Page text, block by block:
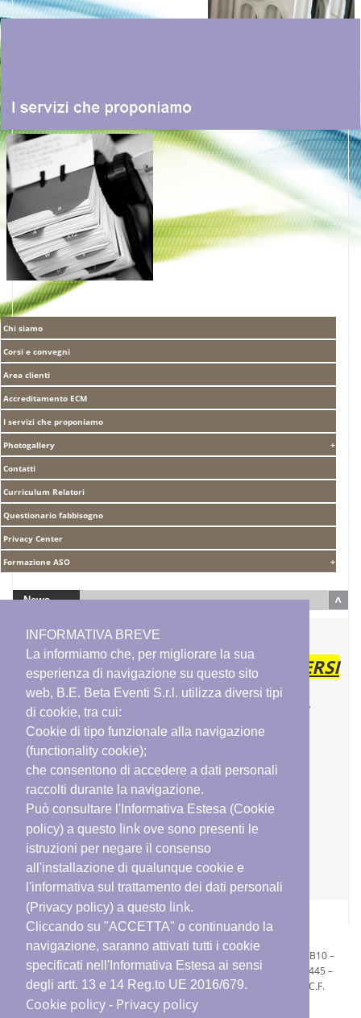
INFORMATIVA BREVE
La informiamo che, per migliorare la sua
esperienza di navigazione su questo sito
web, B.E. Beta Eventi S.r.l. utilizza diversi tipi
di cookie, tra cui:
Cookie di tipo funzionale alla navigazione
(functionality cookie);
che consentono di accedere a dati personali
raccolti durante la navigazione.
Può consultare l'Informativa Estesa (Cookie
policy) a questo link ove sono presenti le
istruzioni per negare il consenso
all'installazione di qualunque cookie e
l'informativa sul trattamento dei dati personali
(Privacy policy) a questo link.
Cliccando su "ACCETTA" o continuando la
navigazione, saranno attivati tutti i cookie
specificati nell'Informativa Estesa ai sensi
degli artt. 13 e 14 Reg.to UE 2016/679.
Cookie policy - Privacy policy
Chi siamo
Corsi e convegni
Area clienti
Accreditamento ECM
I servizi che proponiamo
Photogallery
Contatti
Curriculum Relatori
Questionario fabbisogno
Privacy Center
Formazione ASO
News
Tabella Ristori - Aiuti di Stato
PER CONSULTARE I CORSI, ISCRIVERSI
AGLI EVENTI E COMPILARE I TEST
ONLINE È NECESSARIO ACCEDERE
ALLA NUOVA PIATTAFORMA BETA
EVENTI CLICCANDO QUI
B.E. Beta Eventi s.r.l. - Via Albertini 36 c/o Gross Ancona Blocco B10 –
60131 Ancona – Tel. 071 2076468 (4 linee r.a.) – Cell. 334 5322445 –
info@betaeventi.it– PECbetaeventi@pec.keypass.it
– P.iva e C.F.
02282680426 – Cod. SDI: M5UXCR1